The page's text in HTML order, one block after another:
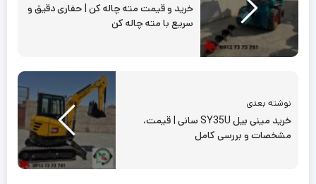
خرید و قیمت مته چاله کن | حفاری دقیق و
سریع با مته چاله کن
نوشته بعدی
خرید مینی بیل SY35U سانی | قیمت،
مشخصات و بررسی کامل